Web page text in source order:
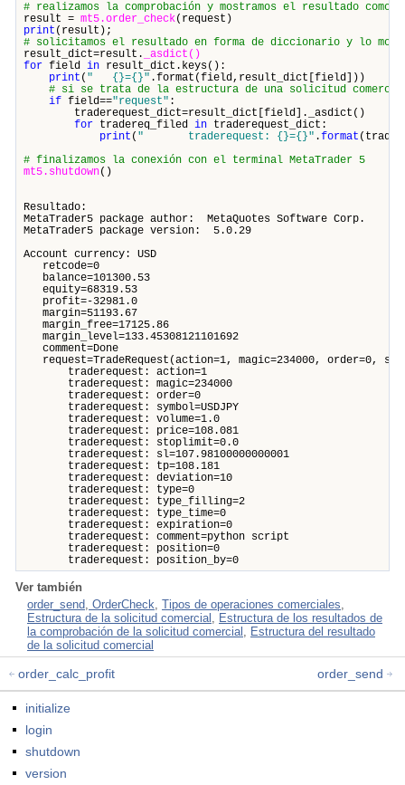
# realizamos la comprobación y mostramos el resultado como
result = mt5.order_check(request)
print (result);
# solicitamos el resultado en forma de diccionario y lo
result_dict=result.
_asdict()
for field in result_dict.keys():
print ( " {}={}" .format(field,result_dict[field]))
# si se trata de la estructura de una solicitud comercial,
if field=="request" :
traderequest_dict=result_dict[field]._asdict()
for tradereq_filed in traderequest_dict:
print ( " traderequest: {}={}" .format
# finalizamos la conexión con el terminal MetaTrader 5
mt5.shutdown()
Resultado:
MetaTrader5 package author: MetaQuotes Software Corp.
MetaTrader5 package version: 5.0.29
Account сurrency: USD
retcode=0
balance=101300.53
equity=68319.53
profit=-32981.0
margin=51193.67
margin_free=17125.86
margin_level=133.45308121101692
comment=Done
request=TradeRequest(action=1, magic=234000, order=0,
traderequest: action=1
traderequest: magic=234000
traderequest: order=0
traderequest: symbol=USDJPY
traderequest: volume=1.0
traderequest: price=108.081
traderequest: stoplimit=0.0
traderequest: sl=107.98100000000001
traderequest: tp=108.181
traderequest: deviation=10
traderequest: type=0
traderequest: type_filling=2
traderequest: type_time=0
traderequest: expiration=0
traderequest: comment=python script
traderequest: position=0
traderequest: position_by=0
Ver también
order_send, OrderCheck, Tipos de operaciones comerciales,
Estructura de la solicitud comercial , Estructura de los resultados de
la comprobación de la solicitud comercial , Estructura del resultado
de la solicitud comercial
order_calc_profit order_send
initialize
login
shutdown
version